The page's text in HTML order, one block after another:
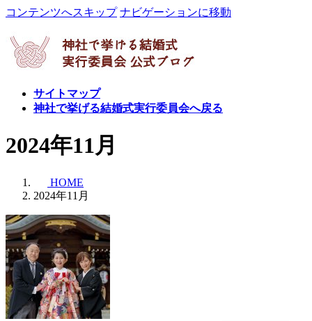
コンテンツへスキップ ナビゲーションに移動
サイトマップ
神社で挙げる結婚式実行委員会へ戻る
2024年11月
HOME
2024年11月